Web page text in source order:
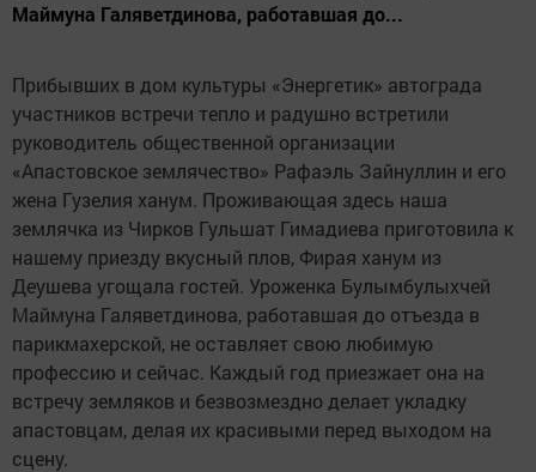
Маймуна Галяветдинова, работавшая до...
Прибывших в дом культуры «Энергетик» автограда
участников встречи тепло и радушно встретили
руководитель общественной организации
«Апастовское землячество» Рафаэль Зайнуллин и его
жена Гузелия ханум. Проживающая здесь наша
землячка из Чирков Гульшат Гимадиева приготовила к
нашему приезду вкусный плов, Фирая ханум из
Деушева угощала гостей. Уроженка Булымбулыхчей
Маймуна Галяветдинова, работавшая до отъезда в
парикмахерской, не оставляет свою любимую
профессию и сейчас. Каждый год приезжает она на
встречу земляков и безвозмездно делает укладку
апастовцам, делая их красивыми перед выходом на
сцену.